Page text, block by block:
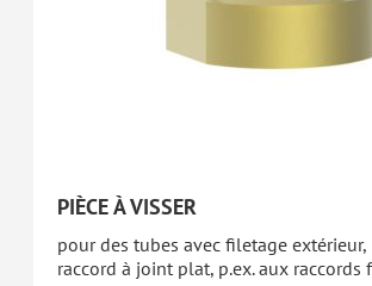
PIÈCE À VISSER
pour des tubes avec filetage
raccord à joint plat, p.ex. aux raccords